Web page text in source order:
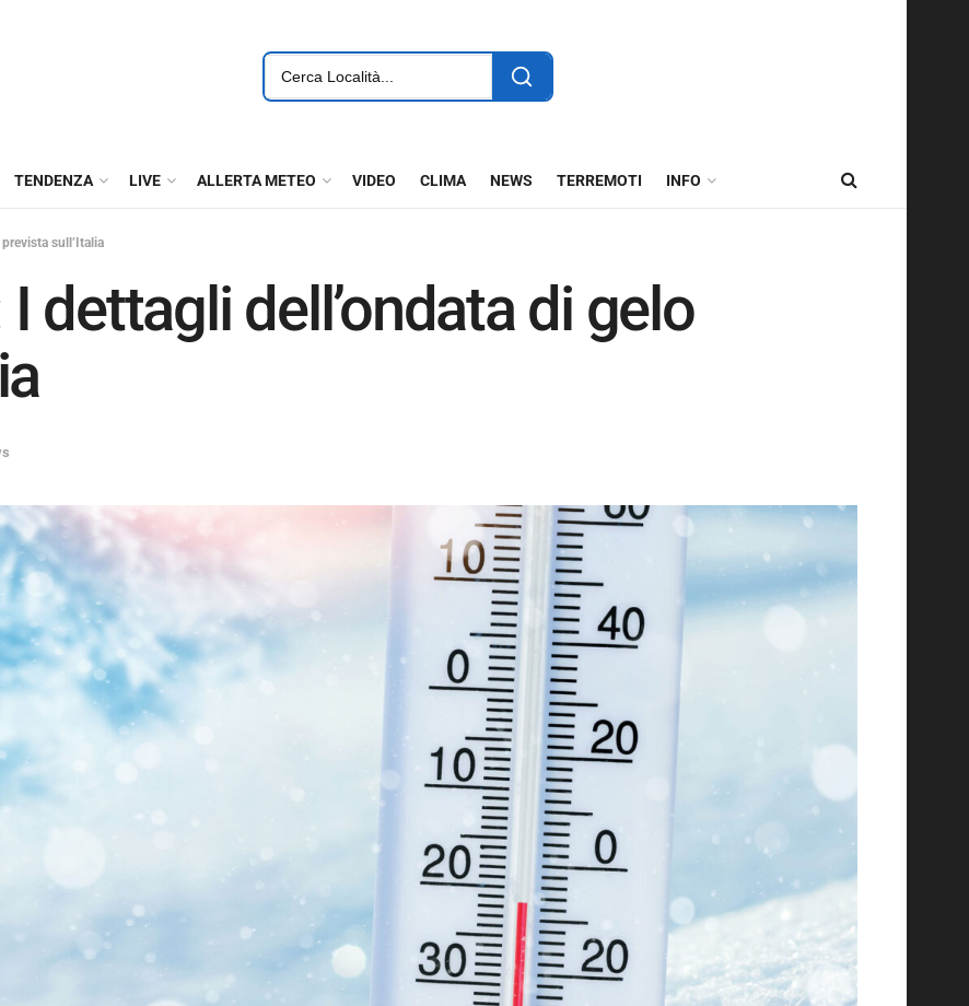
TENDENZA LIVE ALLERTA METEO VIDEO CLIMA NEWS TERREMOTI INFO
sull’Italia
I dettagli dell’ondata di gelo